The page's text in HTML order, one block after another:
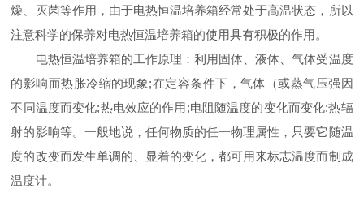
燥、灭菌等作用，由于电热恒温培养箱经常处于高温状态，所以
注意科学的保养对电热恒温培养箱的使用具有积极的作用。
电热恒温培养箱的工作原理：利用固体、液体、气体受温度
的影响而热胀冷缩的现象;在定容条件下，气体（或蒸气压强因
不同温度而变化;热电效应的作用;电阻随温度的变化而变化;热辐
射的影响等。一般地说，任何物质的任一物理属性，只要它随温
度的改变而发生单调的、显着的变化，都可用来标志温度而制成
温度计。